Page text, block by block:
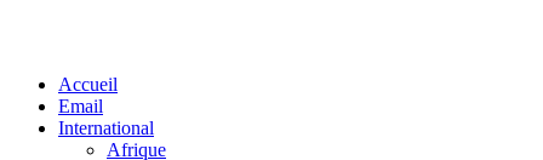
Accueil
Email
International
Afrique